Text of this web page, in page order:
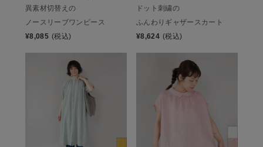
異素材切替えの
ノースリーブワンピース
¥8,085 (税込)
ドット刺繍の
ふんわりギャザースカート
¥8,624 (税込)